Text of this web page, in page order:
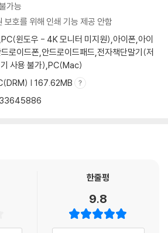
가능
보호를 위해 인쇄 기능 제공 안함
윈도우 - 4K 모니터 미지원),아이폰,아이
로이드폰,안드로이드패드,전자책단말기(저
사용 불가),PC(Mac)
| 167.62MB
한줄평
9.8